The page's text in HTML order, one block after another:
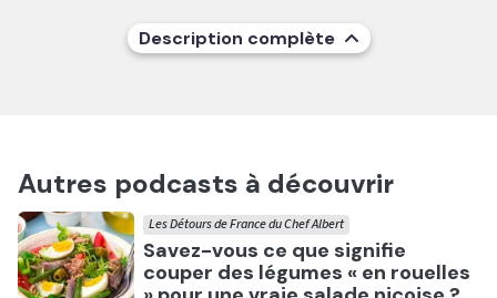
Description complète
Autres podcasts à découvrir
Ecouter
Savez-vous ce que signifie
couper des légumes « en rouelles
Les Détours de France du Chef Albert